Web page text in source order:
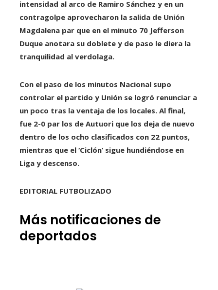
intensidad al arco de Ramiro Sánchez y en un
contragolpe aprovecharon la salida de Unión
Magdalena par que en el minuto 70 Jefferson
Duque anotara su doblete y de paso le diera la
tranquilidad al verdolaga.
Con el paso de los minutos Nacional supo
controlar el partido y Unión se logró renunciar a
un poco tras la ventaja de los locales. Al final,
fue 2-0 par los de Autuori que los deja de nuevo
dentro de los ocho clasificados con 22 puntos,
mientras que el ‘Ciclón’ sigue hundiéndose en
Liga y descenso.
EDITORIAL FUTBOLIZADO
Más notificaciones de
deportados